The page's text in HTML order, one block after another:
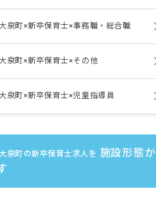
泉町×新卒保育士×事務職・総合職
泉町×新卒保育士×その他
泉町×新卒保育士×児童指導員
泉町の新卒保育士求人を 施設形態か